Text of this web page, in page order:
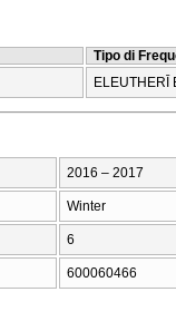
Tipo di
ELEUTHERĪ
2016 – 2017
Winter
6
600060466